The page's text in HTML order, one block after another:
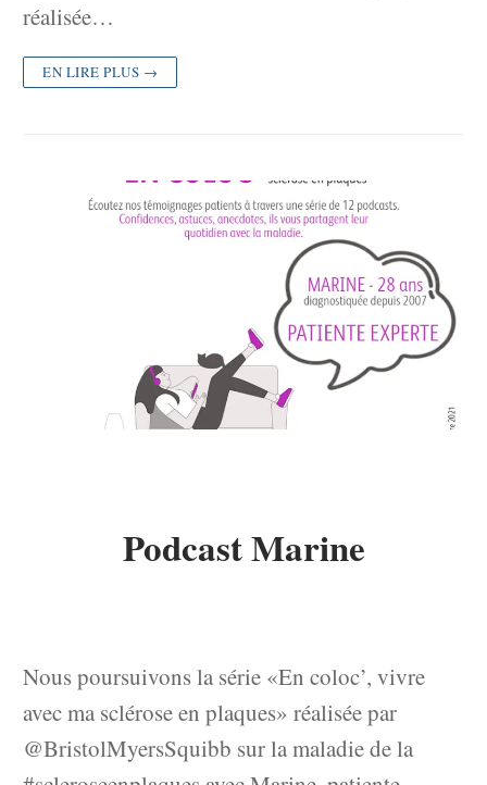
réalisée…
EN LIRE PLUS →
Podcast Marine
Nous poursuivons la série «En coloc’, vivre
avec ma sclérose en plaques» réalisée par
@BristolMyersSquibb sur la maladie de la